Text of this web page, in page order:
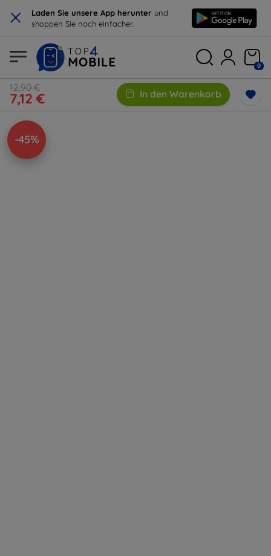
× Laden Sie unsere App herunter und
shoppen Sie noch einfacher.
0
12,90 €
7,12 € In den Warenkorb
-45%